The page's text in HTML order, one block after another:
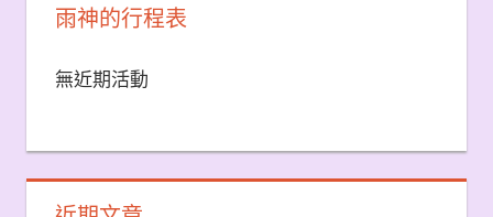
雨神的行程表
無近期活動